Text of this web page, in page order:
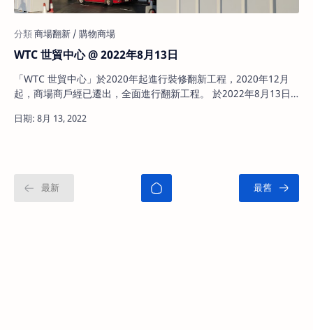
WTC 世貿中心 @ 2022年8月13日
「WTC 世貿中心」於2020年起進行裝修翻新工程，2020年12月
起，商場商戶經已遷出，全面進行翻新工程。 於2022年8月13日
亦已安裝電子資訊屏，不過商場部份暫時仍未重開。根據7月22日
日期: 8月 13, 2022